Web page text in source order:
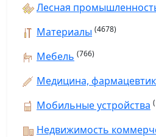
Лесная
Материалы (4678)
Мебель (766)
Медицина,
Мобильные устройства
Недвижимость